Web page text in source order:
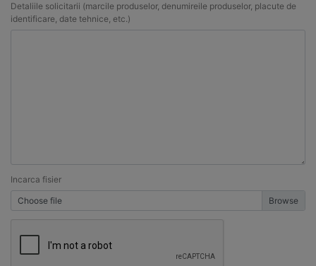
Detaliile solicitarii (marcile produselor, denumireile produselor, placute de
identificare, date tehnice, etc.)
Incarca fisier
Choose file